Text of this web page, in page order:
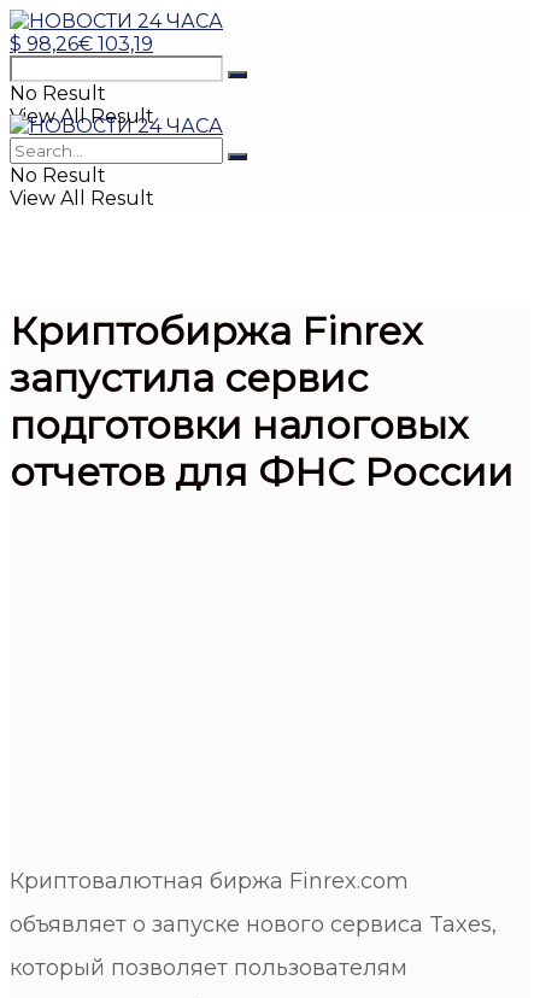
$ 98,26€ 103,19
No Result
View All Result
No Result
View All Result
Криптобиржа Finrex
запустила сервис
подготовки налоговых
отчетов для ФНС России
Криптовалютная биржа Finrex.com
объявляет о запуске нового сервиса Taxes,
который позволяет пользователям